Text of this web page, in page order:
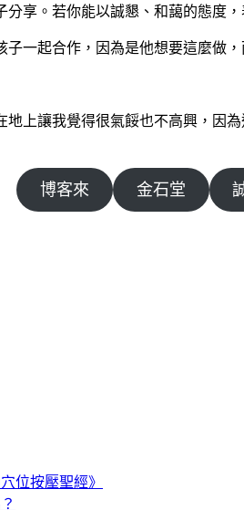
享。若你能以誠懇、和藹的態度
一起合作，因為是他想要這麼做，
上讓我覺得很氣餒也不高興，因
博客來 金石堂
位按壓聖經》